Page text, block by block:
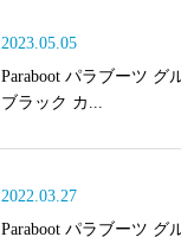
2023.05.05
Paraboot パラブーツ グ
ブラック カ...
2022.03.27
Paraboot パラブーツ グ